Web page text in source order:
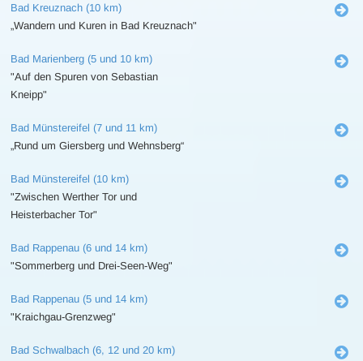
Bad Kreuznach (10 km)
„Wandern und Kuren in Bad Kreuznach"
Bad Marienberg (5 und 10 km)
"Auf den Spuren von Sebastian
Kneipp"
Bad Münstereifel (7 und 11 km)
„Rund um Giersberg und Wehnsberg“
Bad Münstereifel (10 km)
"Zwischen Werther Tor und
Heisterbacher Tor"
Bad Rappenau (6 und 14 km)
"Sommerberg und Drei-Seen-Weg"
Bad Rappenau (5 und 14 km)
"Kraichgau-Grenzweg"
Bad Schwalbach (6, 12 und 20 km)